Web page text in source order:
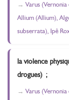
Varus
Allium (Allium),
subserrata), Ipê
la violence
drogues) ;
Varus